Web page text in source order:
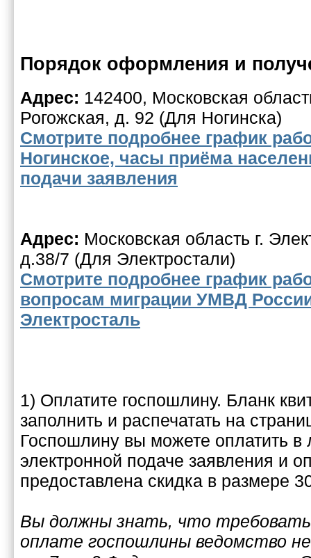
Порядок оформления и
Адрес: 142400, Московская
Рогожская, д. 92 (Для Ногинска)
Смотрите подробнее график
Ногинское, часы приёма
подачи заявления
Адрес: Московская область г.
д.38/7 (Для Электростали)
Смотрите подробнее график
вопросам миграции УМВД
Электросталь
1) Оплатите госпошлину. Бланк
заполнить и распечатать на
Госпошлину вы можете оплатить
электронной подаче заявления и
предоставлена скидка в размере
Вы должны знать, что
оплате госпошлины ведомство